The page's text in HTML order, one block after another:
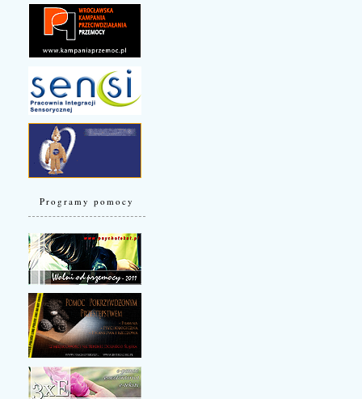
Programy pomocy